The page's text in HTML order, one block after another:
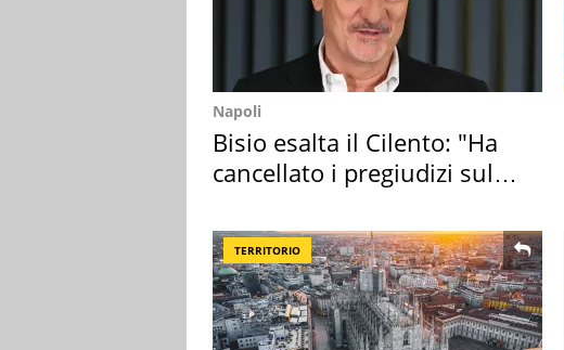
Napoli
Bisio esalta il Cilento: "Ha
cancellato i pregiudizi sul
TERRITORIO